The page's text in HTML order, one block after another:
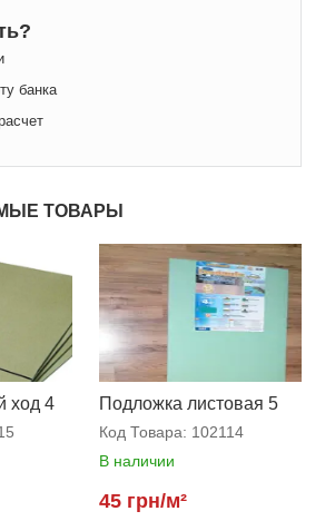
банка
ТОВАРЫ
ход 4
Подложка листовая 5
мм
Код Товара: 102114
В наличии
45 грн/м²